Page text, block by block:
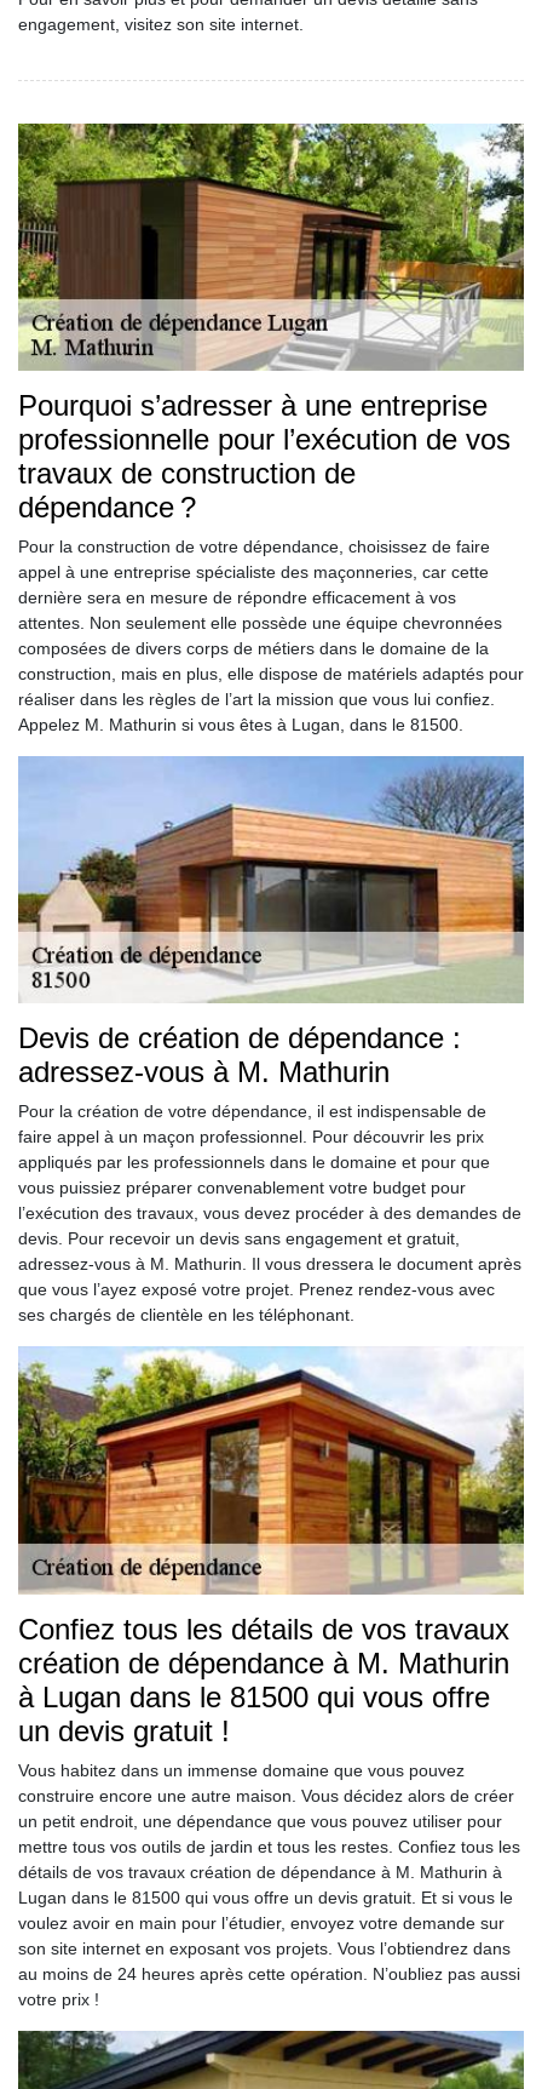
engagement, visitez son site internet.
Pourquoi s’adresser à une entreprise
professionnelle pour l’exécution de vos
travaux de construction de
dépendance ?
Pour la construction de votre dépendance, choisissez de faire
appel à une entreprise spécialiste des maçonneries, car cette
dernière sera en mesure de répondre efficacement à vos
attentes. Non seulement elle possède une équipe chevronnées
composées de divers corps de métiers dans le domaine de la
construction, mais en plus, elle dispose de matériels adaptés pour
réaliser dans les règles de l’art la mission que vous lui confiez.
Appelez M. Mathurin si vous êtes à Lugan, dans le 81500.
Devis de création de dépendance :
adressez-vous à M. Mathurin
Pour la création de votre dépendance, il est indispensable de
faire appel à un maçon professionnel. Pour découvrir les prix
appliqués par les professionnels dans le domaine et pour que
vous puissiez préparer convenablement votre budget pour
l’exécution des travaux, vous devez procéder à des demandes de
devis. Pour recevoir un devis sans engagement et gratuit,
adressez-vous à M. Mathurin. Il vous dressera le document après
que vous l’ayez exposé votre projet. Prenez rendez-vous avec
ses chargés de clientèle en les téléphonant.
Confiez tous les détails de vos travaux
création de dépendance à M. Mathurin
à Lugan dans le 81500 qui vous offre
un devis gratuit !
Vous habitez dans un immense domaine que vous pouvez
construire encore une autre maison. Vous décidez alors de créer
un petit endroit, une dépendance que vous pouvez utiliser pour
mettre tous vos outils de jardin et tous les restes. Confiez tous les
détails de vos travaux création de dépendance à M. Mathurin à
Lugan dans le 81500 qui vous offre un devis gratuit. Et si vous le
voulez avoir en main pour l’étudier, envoyez votre demande sur
son site internet en exposant vos projets. Vous l’obtiendrez dans
au moins de 24 heures après cette opération. N’oubliez pas aussi
votre prix !